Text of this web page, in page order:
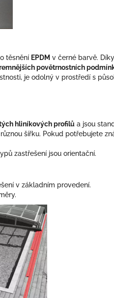
těsnění EPDM v černé barvě.
povětrnostních
je odolný v prostředí s
hliníkových profilů a jsou
šířku. Pokud potřebujete
zastřešení jsou orientační.
v základním provedení.